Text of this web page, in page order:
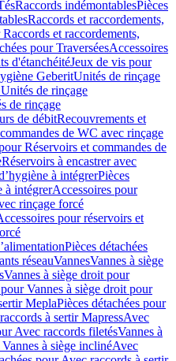
Raccords indémontablesPièces
Raccords et raccordements,
et raccordements,
pour TraverséesAccessoires
d'étanchéitéJeux de vis pour
GeberitUnités de rinçage
de rinçage
de rinçage
de débitRecouvrements et
de WC avec rinçage
Réservoirs et commandes de
Réservoirs à encastrer avec
à intégrerPièces
à intégrerAccessoires pour
rinçage forcé
pour réservoirs et
Pièces détachées
réseauVannesVannes à siège
Vannes à siège droit pour
Vannes à siège droit pour
MeplaPièces détachées pour
à sertir MapressAvec
Avec raccords filetésVannes à
à siège inclinéAvec